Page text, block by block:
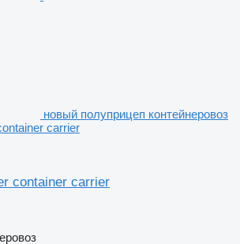
новый полуприцеп контейнеровоз
carrier
container carrier